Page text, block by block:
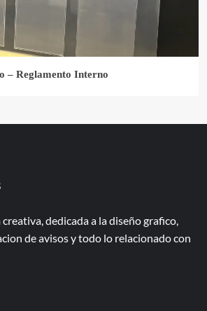
– Reglamento Interno
dedicada a la diseño grafico,
de avisos y todo lo relacionado con